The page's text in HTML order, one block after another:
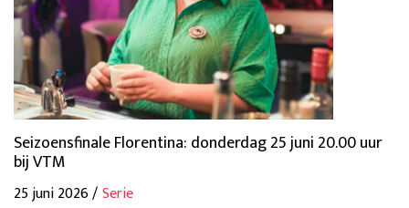
Seizoensfinale Florentina: donderdag 25 juni 20.00 uur
bij VTM
25 juni 2026 /Serie